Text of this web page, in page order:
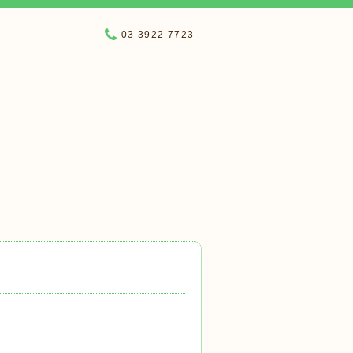
03-3922-7723